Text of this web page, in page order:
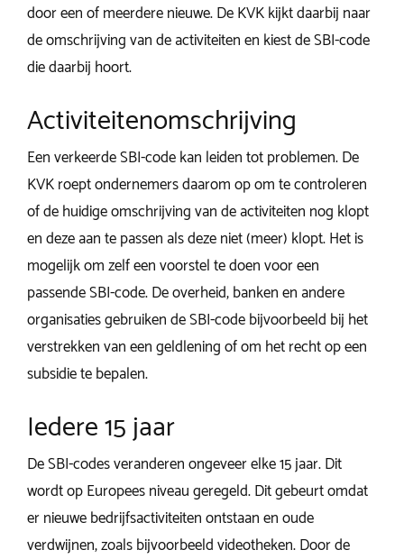
door een of meerdere nieuwe. De KVK kijkt daarbij naar
de omschrijving van de activiteiten en kiest de SBI-code
die daarbij hoort.
Activiteitenomschrijving
Een verkeerde SBI-code kan leiden tot problemen. De
KVK roept ondernemers daarom op om te controleren
of de huidige omschrijving van de activiteiten nog klopt
en deze aan te passen als deze niet (meer) klopt. Het is
mogelijk om zelf een voorstel te doen voor een
passende SBI-code. De overheid, banken en andere
organisaties gebruiken de SBI-code bijvoorbeeld bij het
verstrekken van een geldlening of om het recht op een
subsidie te bepalen.
Iedere 15 jaar
De SBI-codes veranderen ongeveer elke 15 jaar. Dit
wordt op Europees niveau geregeld. Dit gebeurt omdat
er nieuwe bedrijfsactiviteiten ontstaan en oude
verdwijnen, zoals bijvoorbeeld videotheken. Door de